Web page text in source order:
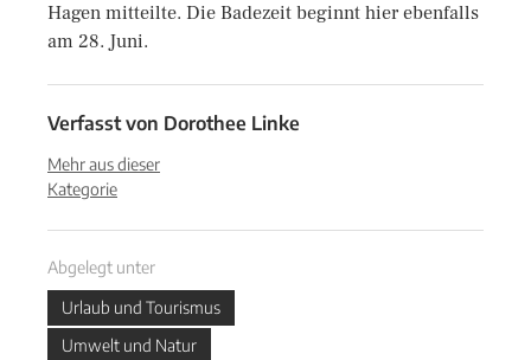
Hagen mitteilte. Die Badezeit beginnt hier ebenfalls
am 28. Juni.
Verfasst von Dorothee Linke
Mehr aus dieser
Kategorie
Abgelegt unter
Urlaub und Tourismus
Umwelt und Natur